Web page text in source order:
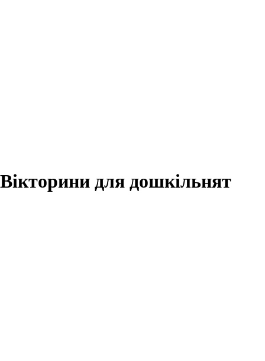
Вікторини для дошкільнят